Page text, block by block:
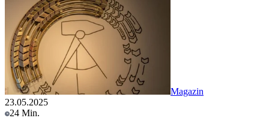
Magazin
23.05.2025
24 Min.